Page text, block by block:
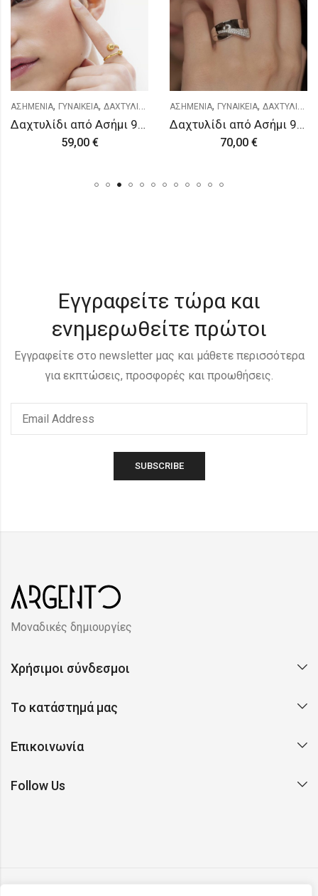
ΑΣΗΜΕΝΙΑ, ΓΥΝΑΙΚΕΙΑ, ΔΑΧΤΥΛΙΔΙΑ
Δαχτυλίδι από Ασήμι 925
59,00 €
ΑΣΗΜΕΝΙΑ, ΓΥΝΑΙΚΕΙΑ, ΔΑΧΤΥΛΙΔΙΑ
Δαχτυλίδι από Ασήμι 925
70,00 €
Εγγραφείτε τώρα και
ενημερωθείτε πρώτοι
Εγγραφείτε στο newsletter μας και μάθετε περισσότερα
για εκπτώσεις, προσφορές και προωθήσεις.
Μοναδικές δημιουργίες
Χρήσιμοι σύνδεσμοι
Το κατάστημά μας
Επικοινωνία
Follow Us